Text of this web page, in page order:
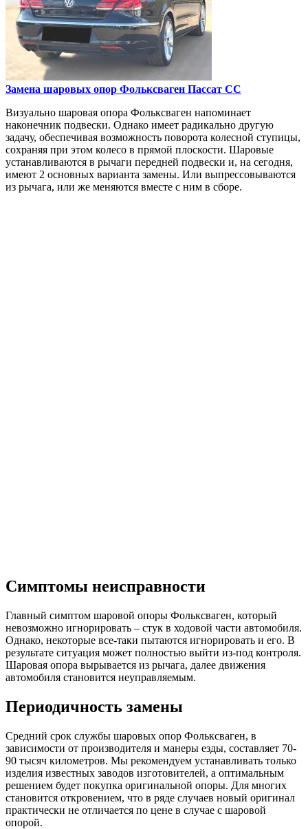
Замена шаровых опор Фольксваген Пассат СС
Визуально шаровая опора Фольксваген напоминает
наконечник подвески. Однако имеет радикально другую
задачу, обеспечивая возможность поворота колесной ступицы,
сохраняя при этом колесо в прямой плоскости. Шаровые
устанавливаются в рычаги передней подвески и, на сегодня,
имеют 2 основных варианта замены. Или выпрессовываются
из рычага, или же меняются вместе с ним в сборе.
Симптомы неисправности
Главный симптом шаровой опоры Фольксваген, который
невозможно игнорировать – стук в ходовой части автомобиля.
Однако, некоторые все-таки пытаются игнорировать и его. В
результате ситуация может полностью выйти из-под контроля.
Шаровая опора вырывается из рычага, далее движения
автомобиля становится неуправляемым.
Периодичность замены
Средний срок службы шаровых опор Фольксваген, в
зависимости от производителя и манеры езды, составляет 70-
90 тысяч километров. Мы рекомендуем устанавливать только
изделия известных заводов изготовителей, а оптимальным
решением будет покупка оригинальной опоры. Для многих
становится откровением, что в ряде случаев новый оригинал
практически не отличается по цене в случае с шаровой
опорой.